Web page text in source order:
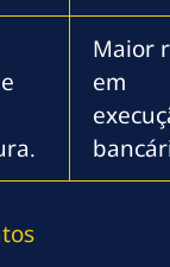
Maior
em